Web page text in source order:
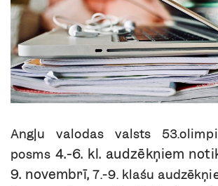
Angļu valodas valsts
posms 4.-6. kl. audzēkņiem
9. novembrī,7.-9. klašu